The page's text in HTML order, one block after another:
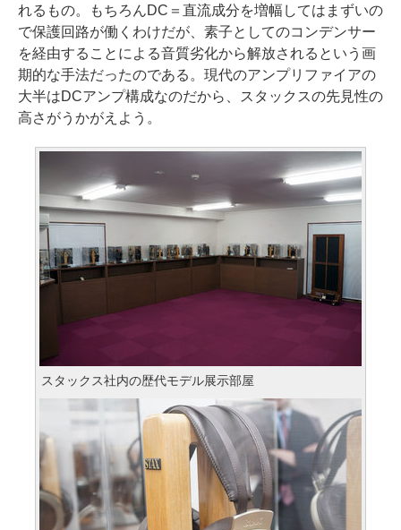
れるもの。もちろんDC＝直流成分を増幅してはまずいの
で保護回路が働くわけだが、素子としてのコンデンサー
を経由することによる音質劣化から解放されるという画
期的な手法だったのである。現代のアンプリファイアの
大半はDCアンプ構成なのだから、スタックスの先見性の
高さがうかがえよう。
スタックス社内の歴代モデル展示部屋